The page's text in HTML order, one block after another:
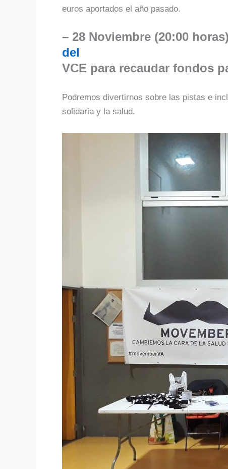
euros aportados el año pasado.
– 28 Noviembre (20:00
del
VCE para recaudar fondos
Podremos divertirnos sobre las pistas e
solidaria y la salud.